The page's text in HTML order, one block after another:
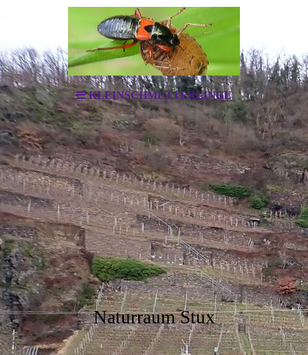
KLEINSCHMETTERLINGE
Naturraum Stux